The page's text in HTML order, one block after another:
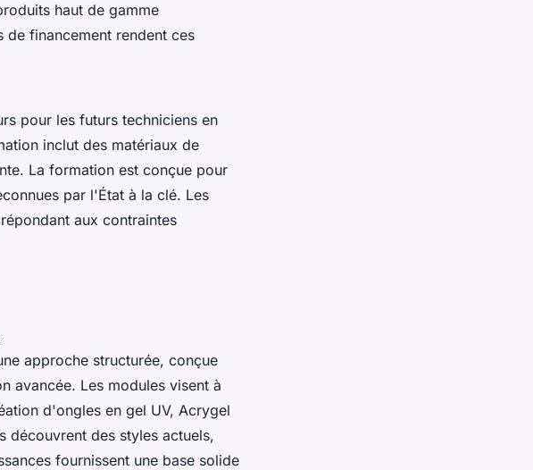
haut de gamme
de financement rendent ces
pour les futurs techniciens en
inclut des matériaux de
La formation est conçue pour
par l'État à la clé. Les
aux contraintes
approche structurée, conçue
avancée. Les modules visent à
d'ongles en gel UV, Acrygel
découvrent des styles actuels,
fournissent une base solide